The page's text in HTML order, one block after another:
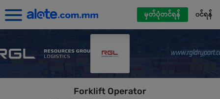
မှတ်ပုံတင်ရန် ၀င်ရန်
Forklift Operator